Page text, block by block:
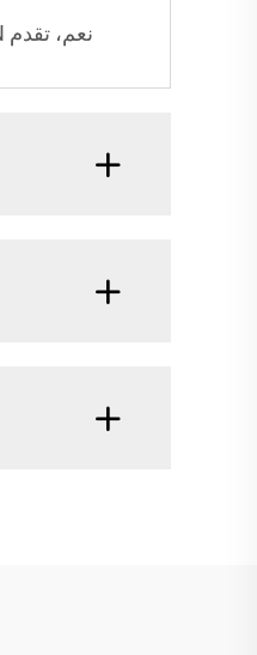
نعم، تقدم GREATSUN لوحات تقطيع جبن ولحوم مخصصة مع خيارات مثل الحجم ونوع الخشب والشعار لتلبية احتياجات التقديم الفريدة.